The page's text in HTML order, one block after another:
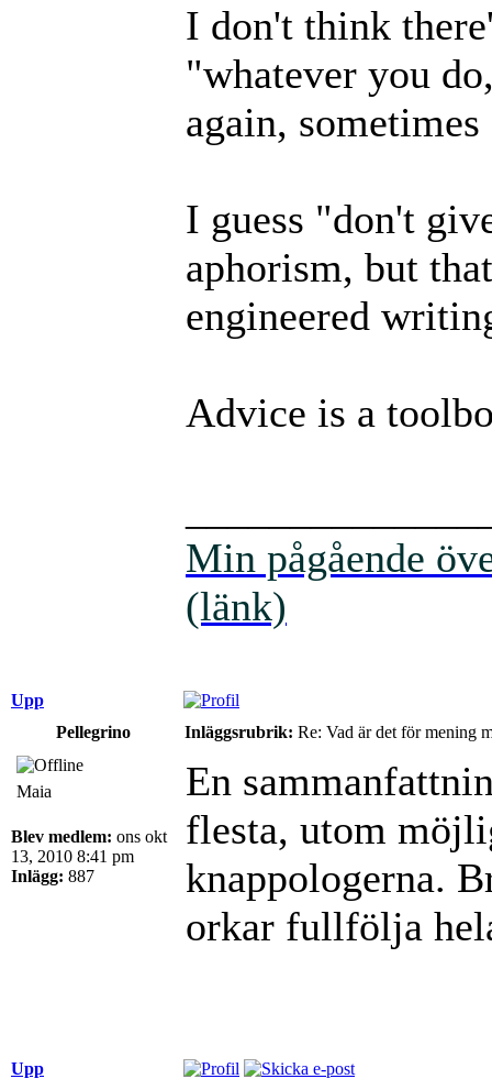
I don't think
"whatever you
again,
I guess "don't
aphorism, but
engineered
Advice is a
Min pågående
(länk)
Upp
Pellegrino
Inläggsrubrik: Re: Vad är det för mening
Maia
Blev medlem: ons okt
13, 2010 8:41 pm
Inlägg: 887
En
flesta, utom
knappologerna.
orkar fullfölja
Upp